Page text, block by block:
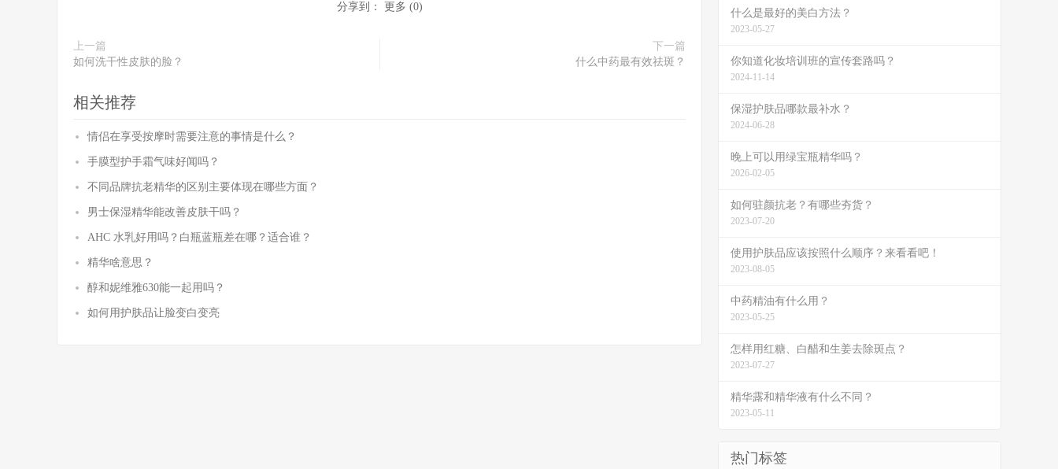
分享到： 更多 (0)
上一篇
如何洗干性皮肤的脸？
下一篇
什么中药最有效祛斑？
相关推荐
情侣在享受按摩时需要注意的事情是什么？
手膜型护手霜气味好闻吗？
不同品牌抗老精华的区别主要体现在哪些方面？
男士保湿精华能改善皮肤干吗？
AHC 水乳好用吗？白瓶蓝瓶差在哪？适合谁？
精华啥意思？
醇和妮维雅630能一起用吗？
如何用护肤品让脸变白变亮
什么是最好的美白方法？
2023-05-27
你知道化妆培训班的宣传套路吗？
2024-11-14
保湿护肤品哪款最补水？
2024-06-28
晚上可以用绿宝瓶精华吗？
2026-02-05
如何驻颜抗老？有哪些夯货？
2023-07-20
使用护肤品应该按照什么顺序？来看看吧！
2023-08-05
中药精油有什么用？
2023-05-25
怎样用红糖、白醋和生姜去除斑点？
2023-07-27
精华露和精华液有什么不同？
2023-05-11
热门标签